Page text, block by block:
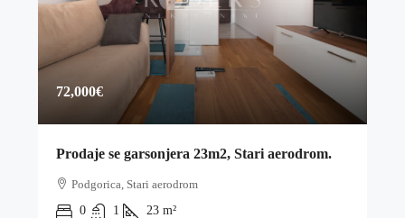
72,000€
Prodaje se garsonjera 23m2, Stari aerodrom.
Podgorica, Stari aerodrom
0
1 23 m²